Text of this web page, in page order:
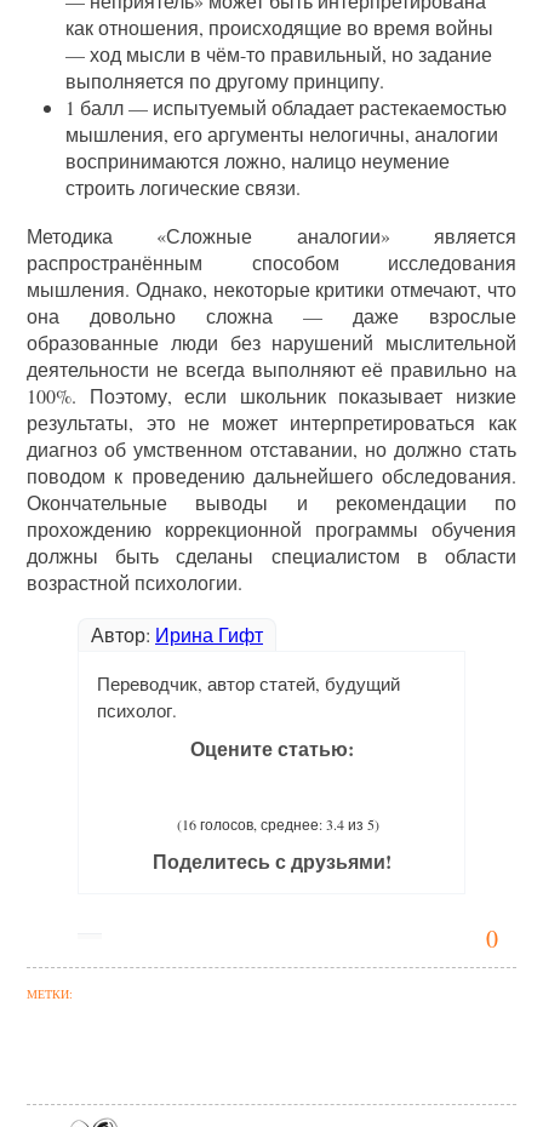
0
как отношения, происходящие во время войны
— ход мысли в чём-то правильный, но задание
выполняется по другому принципу.
1 балл — испытуемый обладает растекаемостью
мышления, его аргументы нелогичны, аналогии
воспринимаются ложно, налицо неумение
строить логические связи.
Методика «Сложные аналогии» является
распространённым способом исследования
мышления. Однако, некоторые критики отмечают, что
она довольно сложна — даже взрослые
образованные люди без нарушений мыслительной
деятельности не всегда выполняют её правильно на
100%. Поэтому, если школьник показывает низкие
результаты, это не может интерпретироваться как
диагноз об умственном отставании, но должно стать
поводом к проведению дальнейшего обследования.
Окончательные выводы и рекомендации по
прохождению коррекционной программы обучения
должны быть сделаны специалистом в области
возрастной психологии.
Автор: Ирина Гифт
Переводчик, автор статей, будущий
психолог.
Оцените статью:
(16 голосов, среднее: 3.4 из 5)
Поделитесь с друзьями!
МЕТКИ: